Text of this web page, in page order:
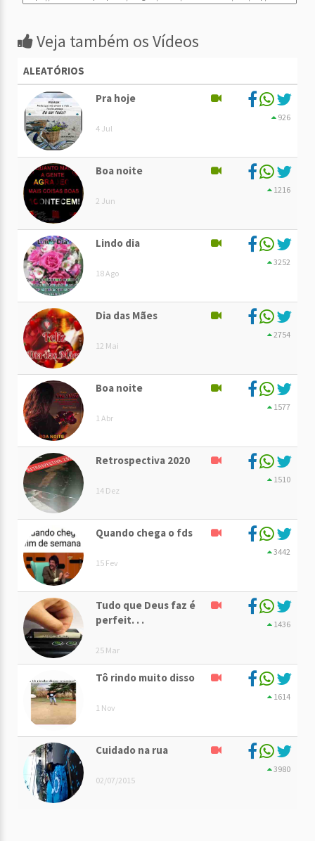
Veja também os Vídeos
ALEATÓRIOS
Pra hoje
4 Jul
926
Boa noite
2 Jun
1216
Lindo dia
18 Ago
3252
Dia das Mães
12 Mai
2754
Boa noite
1 Abr
1577
Retrospectiva 2020
14 Dez
1510
Quando chega o fds
15 Fev
3442
Tudo que Deus faz é
perfeit. . .
25 Mar
1436
Tô rindo muito disso
1 Nov
1614
Cuidado na rua
02/07/2015
3980